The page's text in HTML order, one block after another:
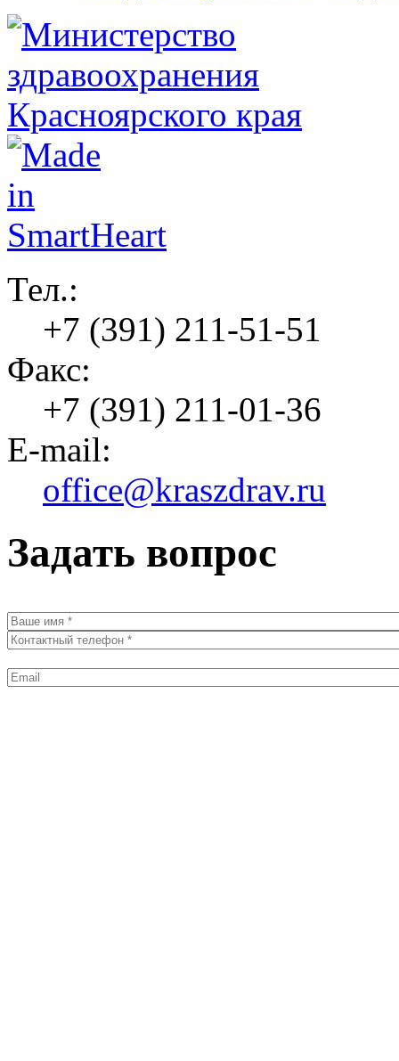
Тел.:
+7 (391) 211-51-51
Факс:
+7 (391) 211-01-36
E-mail:
office@kraszdrav.ru
Задать вопрос